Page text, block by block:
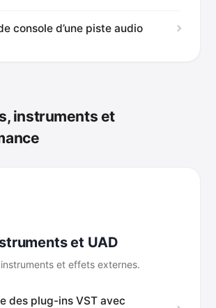
console d’une piste audio
instruments et
et UAD
et effets externes.
des plug-ins VST avec